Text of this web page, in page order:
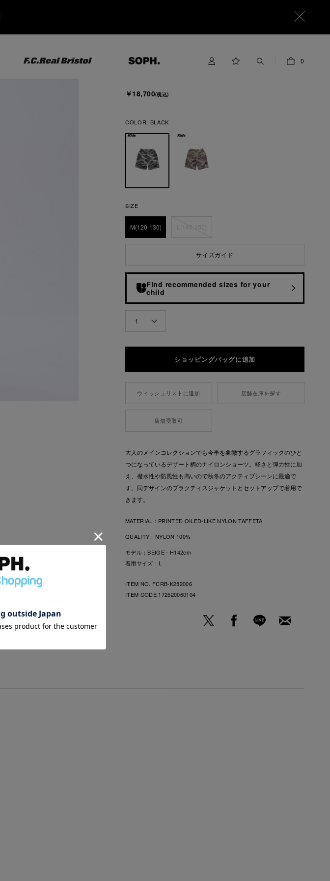
0
F.C.Real Bristol for Kids
￥18,700(税込)
COLOR: BLACK
SIZE
M(120-130)
サイズガイド
Find recommended sizes for your
child
1
ウィッシュリストに追加 店舗在庫を探す
店舗受取可
大人のメインコレクションでも今季を象徴するグラフィックのひと
つになっているデザート柄のナイロンショーツ。軽さと弾力性に加
え、撥水性や防風性も高いので秋冬のアクティブシーンに最適で
す。同デザインのプラクティスジャケットとセットアップで着用で
きます。
MATERIAL： PRINTED OILED-LIKE NYLON TAFFETA
QUALITY： NYLON 100%
モデル：BEIGE - H142cm
着用サイズ：L
ITEM NO. FCRB-K252006
ITEM CODE 172520060104